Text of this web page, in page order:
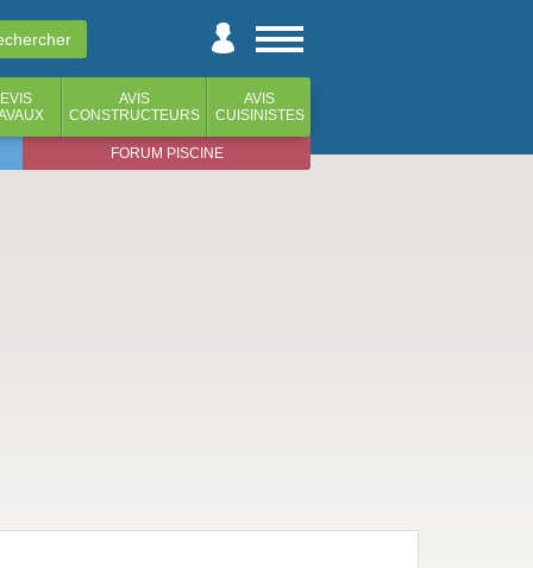
AVIS
CONSTRUCTEURS
AVIS
CUISINISTES
FORUM PISCINE